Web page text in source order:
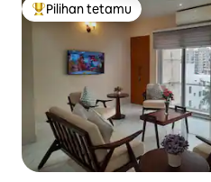
Pilihan utama tetamu
Pilihan tetamu